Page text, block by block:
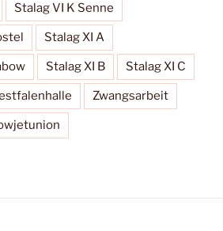
Stalag VI K Senne
Stalag XI A
Stalag XI B Stalag XI C
Zwangsarbeit